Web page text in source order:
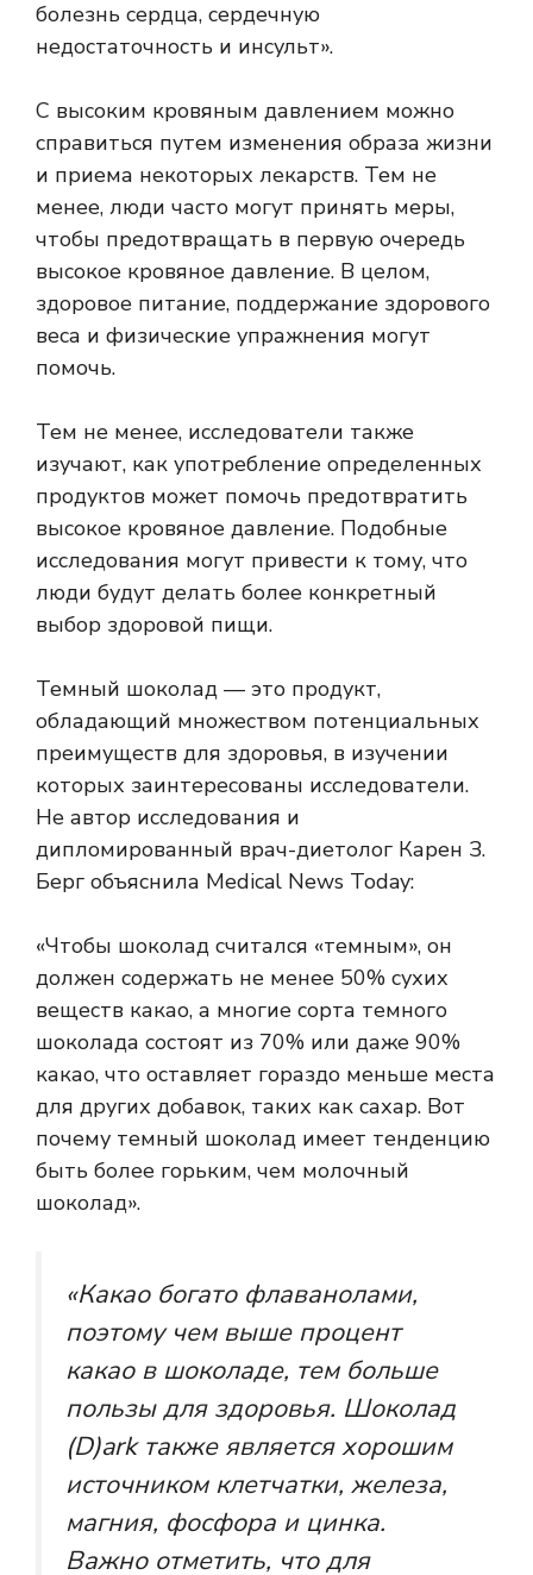
болезнь сердца, сердечную
недостаточность и инсульт».
С высоким кровяным давлением можно
справиться путем изменения образа жизни
и приема некоторых лекарств. Тем не
менее, люди часто могут принять меры,
чтобы предотвращать в первую очередь
высокое кровяное давление. В целом,
здоровое питание, поддержание здорового
веса и физические упражнения могут
помочь.
Тем не менее, исследователи также
изучают, как употребление определенных
продуктов может помочь предотвратить
высокое кровяное давление. Подобные
исследования могут привести к тому, что
люди будут делать более конкретный
выбор здоровой пищи.
Темный шоколад — это продукт,
обладающий множеством потенциальных
преимуществ для здоровья, в изучении
которых заинтересованы исследователи.
Не автор исследования и
дипломированный врач-диетолог Карен З.
Берг объяснила Medical News Today:
«Чтобы шоколад считался «темным», он
должен содержать не менее 50% сухих
веществ какао, а многие сорта темного
шоколада состоят из 70% или даже 90%
какао, что оставляет гораздо меньше места
для других добавок, таких как сахар. Вот
почему темный шоколад имеет тенденцию
быть более горьким, чем молочный
шоколад».
«Какао богато флаванолами,
поэтому чем выше процент
какао в шоколаде, тем больше
пользы для здоровья. Шоколад
(D)ark также является хорошим
источником клетчатки, железа,
магния, фосфора и цинка.
Важно отметить, что для